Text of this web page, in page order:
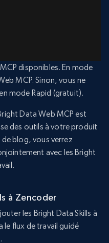
disponibles. En mode
MCP. Sinon, vous ne
mode Rapid (gratuit).
Data Web MCP est
des outils à votre produit
blog, vous verrez
avec les Bright
à Zencoder
les Bright Data Skills à
flux de travail guidé
.